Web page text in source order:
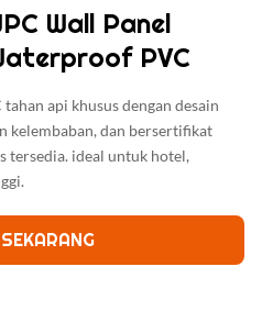
Wall Panel
PVC
api khusus dengan desain
kelembaban, dan bersertifikat
tersedia. ideal untuk hotel,